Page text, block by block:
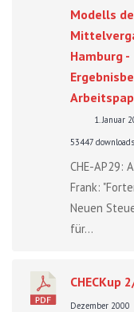
Modells
Hamburg -
1. Januar
53447 downloads
CHE-AP29:
Frank:
Neuen
für...
CHECKup
Dezember 2000